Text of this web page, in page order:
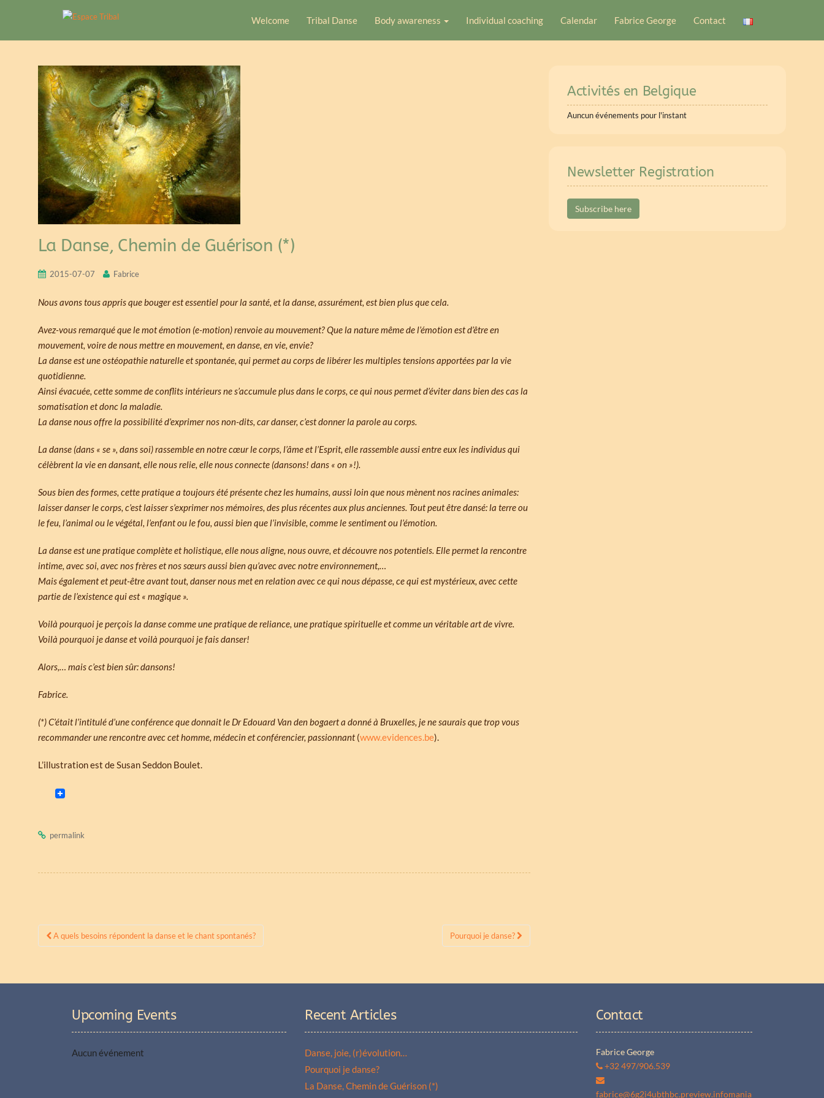
Welcome Tribal Danse Body awareness Individual coaching Calendar Fabrice George Contact
La Danse, Chemin de Guérison (*)
2015-07-07 Fabrice
Nous avons tous appris que bouger est essentiel pour la santé, et la danse, assurément, est bien plus que cela.
Avez-vous remarqué que le mot émotion (e-motion) renvoie au mouvement? Que la nature même de l’émotion est d’être en
mouvement, voire de nous mettre en mouvement, en danse, en vie, envie?
La danse est une ostéopathie naturelle et spontanée, qui permet au corps de libérer les multiples tensions apportées par la vie
quotidienne.
Ainsi évacuée, cette somme de conflits intérieurs ne s’accumule plus dans le corps, ce qui nous permet d’éviter dans bien des cas la
somatisation et donc la maladie.
La danse nous offre la possibilité d’exprimer nos non-dits, car danser, c’est donner la parole au corps.
La danse (dans « se », dans soi) rassemble en notre cœur le corps, l’âme et l’Esprit, elle rassemble aussi entre eux les individus qui
célèbrent la vie en dansant, elle nous relie, elle nous connecte (dansons! dans « on »!).
Sous bien des formes, cette pratique a toujours été présente chez les humains, aussi loin que nous mènent nos racines animales:
laisser danser le corps, c’est laisser s’exprimer nos mémoires, des plus récentes aux plus anciennes. Tout peut être dansé: la terre ou
le feu, l’animal ou le végétal, l’enfant ou le fou, aussi bien que l’invisible, comme le sentiment ou l’émotion.
La danse est une pratique complète et holistique, elle nous aligne, nous ouvre, et découvre nos potentiels. Elle permet la rencontre
intime, avec soi, avec nos frères et nos sœurs aussi bien qu’avec avec notre environnement,…
Mais également et peut-être avant tout, danser nous met en relation avec ce qui nous dépasse, ce qui est mystérieux, avec cette
partie de l’existence qui est « magique ».
Voilà pourquoi je perçois la danse comme une pratique de reliance, une pratique spirituelle et comme un véritable art de vivre.
Voilà pourquoi je danse et voilà pourquoi je fais danser!
Alors,… mais c’est bien sûr: dansons!
Fabrice.
(*) C’était l’intitulé d’une conférence que donnait le Dr Edouard Van den bogaert a donné à Bruxelles, je ne saurais que trop vous
recommander une rencontre avec cet homme, médecin et conférencier, passionnant(www.evidences.be).
L’illustration est de Susan Seddon Boulet.
permalink
Post
navigation
A quels besoins répondent la danse et le chant spontanés? Pourquoi je danse?
Activités en Belgique
Auncun événements pour l'instant
Newsletter Registration
Subscribe here
Upcoming Events
Aucun événement
Recent Articles
Danse, joie, (r)évolution…
Pourquoi je danse?
La Danse, Chemin de Guérison (*)
Contact
Fabrice George
+32 497/906.539
fabrice@6g2i4ubthbc.preview.infomania